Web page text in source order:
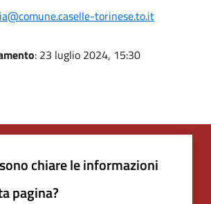
torinese.to.it
: 23 luglio 2024, 15:30
chiare le informazioni
pagina?